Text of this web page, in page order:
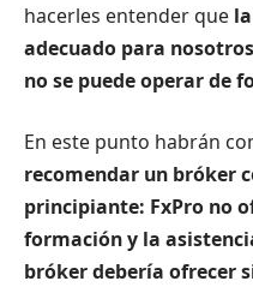
hacerles entender que
adecuado para
no se puede operar de
En este punto habrán
recomendar un bróker
principiante: FxPro no
formación y la
bróker debería ofrecer